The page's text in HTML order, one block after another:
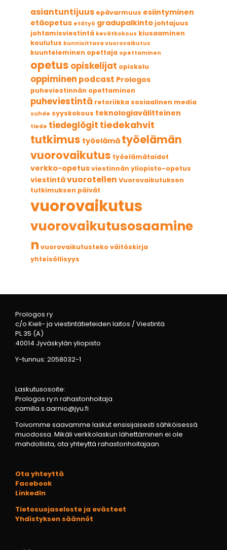
asiantuntijuus epävarmuus esiintyminen
etäopetus etätyö gradupalkinto johtajuus
johtamisviestintä kevätkokous kiusaaminen
koulutus kunnioittava vuorovaikutus
kuunteleminen opettaja opettaminen
opetus opiskelijat opiskelu
oppiminen podcast Prologos
puheviestinnän opettaminen
puheviestintä retoriikka sosiaalinen media
suhde syyskokous teknologiavälitteinen
tiede tiedeglögit tiedekahvit
tutkimus työelämä työelämän
vuorovaikutus työelämätaidot
verkko-opetusviestinnän yliopisto-opetus
viestintävuorotellen Vuorovaikutuksen
tutkimuksen päivät
vuorovaikutus
vuorovaikutusosaamine
n vuorovaikutustekoväitöskirja
yhteisöllisyys
Prologos ry
c/o Kieli- ja viestintätieteiden laitos / Viestintä
PL 35 (A)
40014 Jyväskylän yliopisto
Y-tunnus: 2058032-1
Laskutusosoite:
Prologos ry:n rahastonhoitaja
camilla.s.aarnio@jyu.fi
Toivomme saavamme laskut ensisijaisesti sähköisessä
muodossa. Mikäli verkkolaskun lähettäminen ei ole
mahdollista, ota yhteyttä rahastonhoitajaan.
Ota yhteyttä
Facebook
LinkedIn
Tietosuojaseloste ja evästeet
Yhdistyksen säännöt